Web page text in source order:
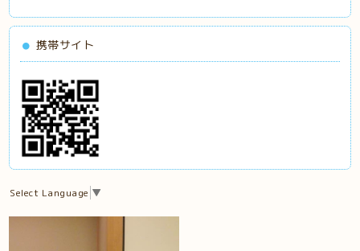
携帯サイト
Select Language ▼